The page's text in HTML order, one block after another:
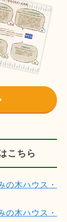
こちら
の木ハウス・
の木ハウス・